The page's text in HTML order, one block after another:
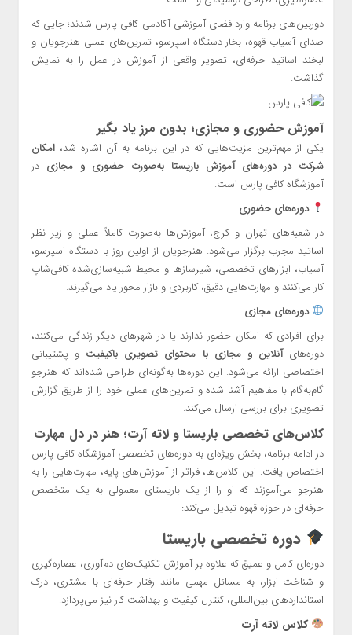
دوربین‌های برنامه وارد فضای آموزشی آکادمی کافی پارس شدند؛ جایی که
صدای آسیاب قهوه، بخار دستگاه اسپرسو، تمرین‌های عملی هنرجویان و
لبخند اساتید حرفه‌ای، تصویر واقعی از آموزش در عمل را به نمایش
گذاشت.
آموزش حضوری و مجازی؛ بدون مرز یاد بگیر
یکی از مهم‌ترین مزیت‌هایی که در این برنامه به آن اشاره شد،امکان
شرکت در دوره‌های آموزش باریستا به‌صورت حضوری و مجازی در
آموزشگاه کافی پارس است.
دوره‌های حضوری
در شعبه‌های تهران و کرج، آموزش‌ها به‌صورت کاملاً عملی و زیر نظر
اساتید مجرب برگزار می‌شود. هنرجویان از اولین روز با دستگاه اسپرسو،
آسیاب، ابزارهای تخصصی، شیرسازها و محیط شبیه‌سازی‌شده کافی‌شاپ
کار می‌کنند و مهارت‌هایی دقیق، کاربردی و بازار محور یاد می‌گیرند.
دوره‌های مجازی
برای افرادی که امکان حضور ندارند یا در شهرهای دیگر زندگی می‌کنند،
دوره‌هایآنلاین و مجازی با محتوای تصویری باکیفیت و پشتیبانی
اختصاصی ارائه می‌شود. این دوره‌ها به‌گونه‌ای طراحی شده‌اند که هنرجو
گام‌به‌گام با مفاهیم آشنا شده و تمرین‌های عملی خود را از طریق گزارش
تصویری برای بررسی ارسال می‌کند.
کلاس‌های تخصصی باریستا و لاته آرت؛ هنر در دل مهارت
در ادامه برنامه، بخش ویژه‌ای به دوره‌های تخصصی آموزشگاه کافی پارس
اختصاص یافت. این کلاس‌ها، فراتر از آموزش‌های پایه، مهارت‌هایی را به
هنرجو می‌آموزند که او را از یک باریستای معمولی به یک متخصص
حرفه‌ای در حوزه قهوه تبدیل می‌کند:
دوره تخصصی باریستا
دوره‌ای کامل و عمیق که علاوه بر آموزش تکنیک‌های دم‌آوری، عصاره‌گیری
و شناخت ابزار، به مسائل مهمی مانند رفتار حرفه‌ای با مشتری، درک
استانداردهای بین‌المللی، کنترل کیفیت و بهداشت کار نیز می‌پردازد.
کلاس لاته آرت